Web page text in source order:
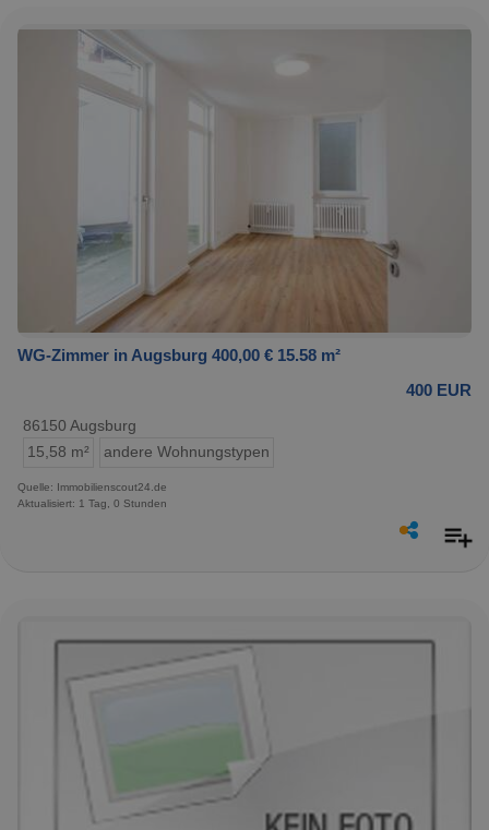
WG-Zimmer in Augsburg 400,00 € 15.58 m²
400 EUR
86150 Augsburg
15,58 m²
andere Wohnungstypen
Quelle: Immobilienscout24.de
Aktualisiert: 1 Tag, 0 Stunden